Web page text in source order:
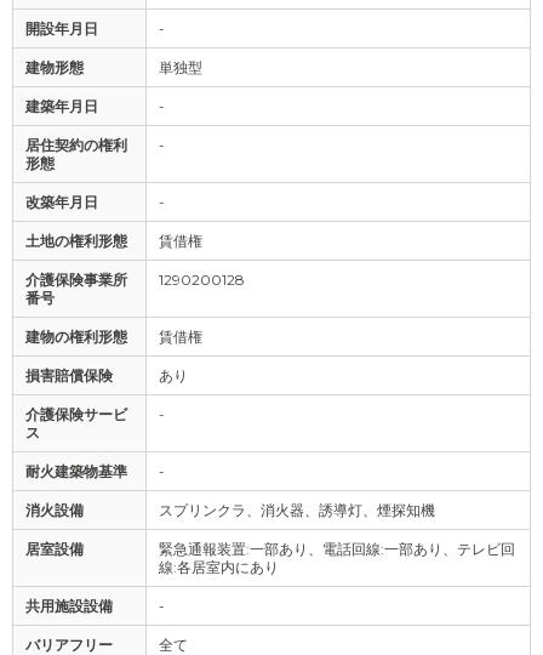
開設年月日 -
建物形態 単独型
建築年月日 -
居住契約の権利
形態
-
改築年月日 -
土地の権利形態 賃借権
介護保険事業所
番号
1290200128
建物の権利形態 賃借権
損害賠償保険 あり
介護保険サービ
ス
-
耐火建築物基準 -
消火設備 スプリンクラ、消火器、誘導灯、煙探知機
居室設備
緊急通報装置:一部あり、電話回線:一部あり、テレビ回
線:各居室内にあり
共用施設設備 -
バリアフリー 全て